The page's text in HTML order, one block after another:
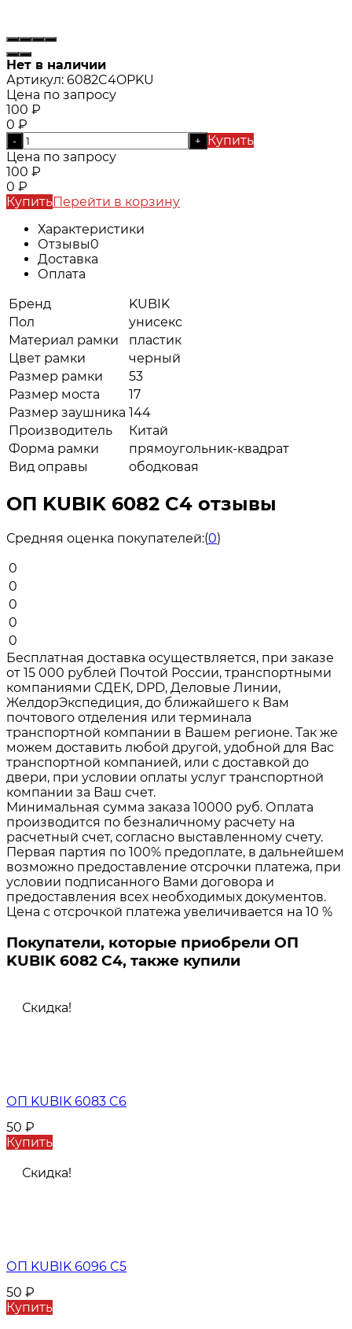
Нет в наличии
Артикул: 6082C4OPKU
Цена по запросу
100 ₽
0 ₽
- +
Купить
Цена по запросу
100 ₽
0 ₽
КупитьПерейти в корзину
Характеристики
Отзывы0
Доставка
Оплата
Бренд
KUBIK
Пол
унисекс
Материал рамки
пластик
Цвет рамки
черный
Размер рамки
53
Размер моста
17
Размер заушника 144
Производитель
Китай
Форма рамки
прямоугольник-квадрат
Вид оправы
ободковая
ОП KUBIK 6082 C4 отзывы
Средняя оценка покупателей:(0)
0
0
0
0
0
Бесплатная доставка осуществляется, при заказе
от 15 000 рублей Почтой России, транспортными
компаниями СДЕК, DPD, Деловые Линии,
ЖелдорЭкспедиция, до ближайшего к Вам
почтового отделения или терминала
транспортной компании в Вашем регионе. Так же
можем доставить любой другой, удобной для Вас
транспортной компанией, или с доставкой до
двери, при условии оплаты услуг транспортной
компании за Ваш счет.
Минимальная сумма заказа 10000 руб. Оплата
производится по безналичному расчету на
расчетный счет, согласно выставленному счету.
Первая партия по 100% предоплате, в дальнейшем
возможно предоставление отсрочки платежа, при
условии подписанного Вами договора и
предоставления всех необходимых документов.
Цена с отсрочкой платежа увеличивается на 10 %
Покупатели, которые приобрели ОП
KUBIK 6082 C4, также купили
Скидка!
ОП KUBIK 6083 C6
50 ₽
Купить
Скидка!
ОП KUBIK 6096 C5
50 ₽
Купить